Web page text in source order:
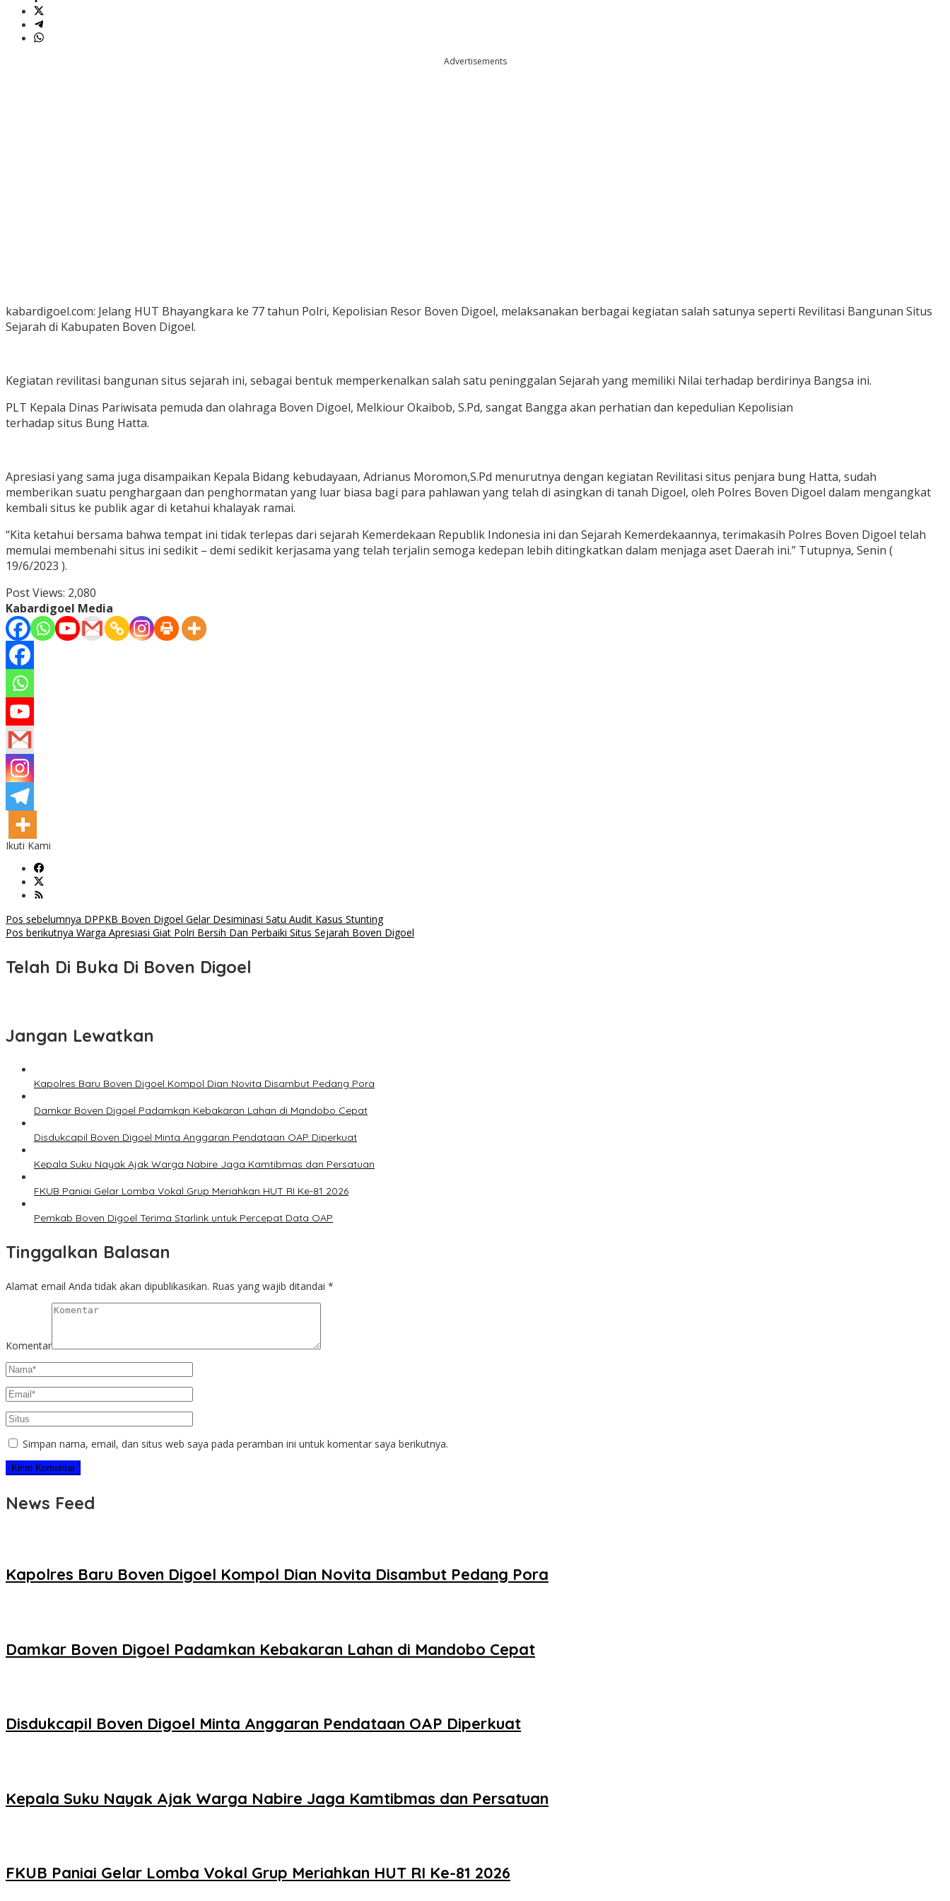
Advertisements
kabardigoel.com: Jelang HUT Bhayangkara ke 77 tahun Polri, Kepolisian Resor Boven Digoel, melaksanakan berbagai kegiatan salah satunya seperti Revilitasi Bangunan Situs
Sejarah di Kabupaten Boven Digoel.
Kegiatan revilitasi bangunan situs sejarah ini, sebagai bentuk memperkenalkan salah satu peninggalan Sejarah yang memiliki Nilai terhadap berdirinya Bangsa ini.
PLT Kepala Dinas Pariwisata pemuda dan olahraga Boven Digoel, Melkiour Okaibob, S.Pd, sangat Bangga akan perhatian dan kepedulian Kepolisian
terhadap situs Bung Hatta.
Apresiasi yang sama juga disampaikan Kepala Bidang kebudayaan, Adrianus Moromon,S.Pd menurutnya dengan kegiatan Revilitasi situs penjara bung Hatta, sudah
memberikan suatu penghargaan dan penghormatan yang luar biasa bagi para pahlawan yang telah di asingkan di tanah Digoel, oleh Polres Boven Digoel dalam mengangkat
kembali situs ke publik agar di ketahui khalayak ramai.
“Kita ketahui bersama bahwa tempat ini tidak terlepas dari sejarah Kemerdekaan Republik Indonesia ini dan Sejarah Kemerdekaannya, terimakasih Polres Boven Digoel telah
memulai membenahi situs ini sedikit – demi sedikit kerjasama yang telah terjalin semoga kedepan lebih ditingkatkan dalam menjaga aset Daerah ini.” Tutupnya, Senin (
19/6/2023 ).
Post Views: 2,080
Kabardigoel Media
Ikuti Kami
Navigasi
Pos sebelumnya DPPKB Boven Digoel Gelar Desiminasi Satu Audit Kasus Stunting
Pos berikutnya Warga Apresiasi Giat Polri Bersih Dan Perbaiki Situs Sejarah Boven Digoel
Telah Di Buka Di Boven Digoel
Jangan Lewatkan
Kapolres Baru Boven Digoel Kompol Dian Novita Disambut Pedang Pora
Damkar Boven Digoel Padamkan Kebakaran Lahan di Mandobo Cepat
Disdukcapil Boven Digoel Minta Anggaran Pendataan OAP Diperkuat
Kepala Suku Nayak Ajak Warga Nabire Jaga Kamtibmas dan Persatuan
FKUB Paniai Gelar Lomba Vokal Grup Meriahkan HUT RI Ke-81 2026
Pemkab Boven Digoel Terima Starlink untuk Percepat Data OAP
Tinggalkan Balasan
Alamat email Anda tidak akan dipublikasikan. Ruas yang wajib ditandai *
Komentar
Simpan nama, email, dan situs web saya pada peramban ini untuk komentar saya berikutnya.
News Feed
Kapolres Baru Boven Digoel Kompol Dian Novita Disambut Pedang Pora
Damkar Boven Digoel Padamkan Kebakaran Lahan di Mandobo Cepat
Disdukcapil Boven Digoel Minta Anggaran Pendataan OAP Diperkuat
Kepala Suku Nayak Ajak Warga Nabire Jaga Kamtibmas dan Persatuan
FKUB Paniai Gelar Lomba Vokal Grup Meriahkan HUT RI Ke-81 2026